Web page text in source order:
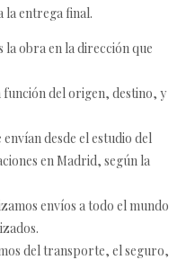
la entrega final.
la obra en la dirección que
función del origen, destino, y
envían desde el estudio del
en Madrid, según la
envíos a todo el mundo
del transporte, el seguro,